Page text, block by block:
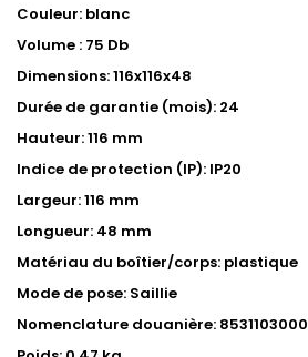
Couleur: blanc
Volume : 75 Db
Dimensions: 116x116x48
Durée de garantie (mois): 24
Hauteur: 116 mm
Indice de protection (IP): IP20
Largeur: 116 mm
Longueur: 48 mm
Matériau du boîtier/corps: plastique
Mode de pose: Saillie
Nomenclature douanière: 8531103000